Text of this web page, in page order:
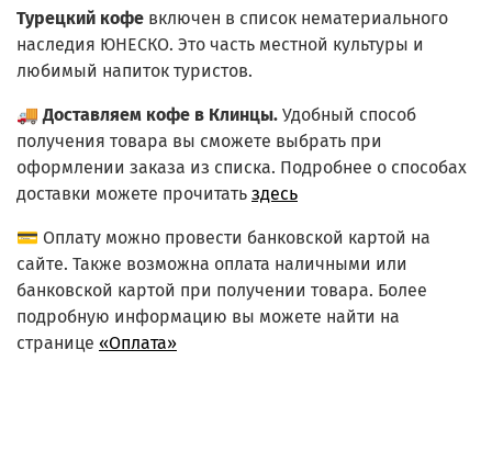
Турецкий кофе включен в список нематериального
наследия ЮНЕСКО. Это часть местной культуры и
любимый напиток туристов.
🚚Доставляем кофе в Клинцы. Удобный способ
получения товара вы сможете выбрать при
оформлении заказа из списка. Подробнее о способах
доставки можете прочитать здесь
💳 Оплату можно провести банковской картой на
сайте. Также возможна оплата наличными или
банковской картой при получении товара. Более
подробную информацию вы можете найти на
странице «Оплата»